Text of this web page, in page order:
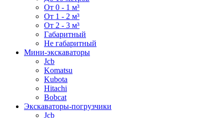
От 0 - 1 м³
От 1 - 2 м³
От 2 - 3 м³
Габаритный
Не габаритный
Мини-экскаваторы
Jcb
Komatsu
Kubota
Hitachi
Bobcat
Экскаваторы-погрузчики
Jcb